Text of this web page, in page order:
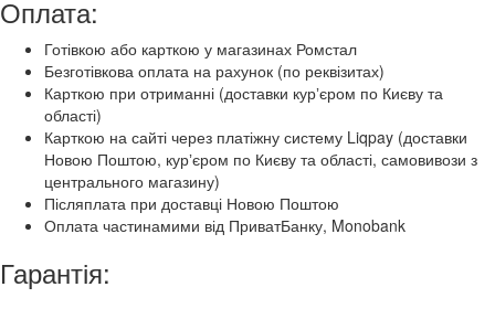
Оплата:
Готівкою або карткою у магазинах Ромстал
Безготівкова оплата на рахунок (по реквізитах)
Карткою при отриманні (доставки курʼєром по Києву та
області)
Карткою на сайті через платіжну систему Liqpay (доставки
Новою Поштою, курʼєром по Києву та області, самовивози з
центрального магазину)
Післяплата при доставці Новою Поштою
Оплата частинамими від ПриватБанку, Monobank
Гарантія: